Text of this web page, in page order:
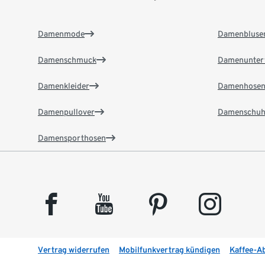
Damenmode
Damenschmuck
Damenkleider
Damenpullover
Damensporthosen
Damenhosen
facebook youtube pinterest instagram
Vertrag widerrufen Mobilfunkvertrag kündigen Kaffee-